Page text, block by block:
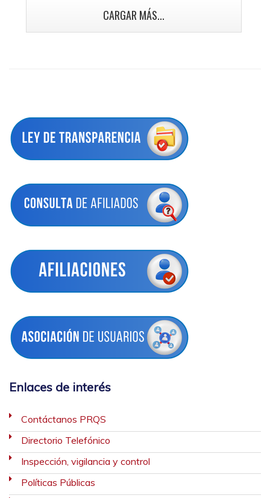
CARGAR MÁS...
Enlaces de interés
Contáctanos PRQS
Directorio Telefónico
Inspección, vigilancia y control
Políticas Públicas